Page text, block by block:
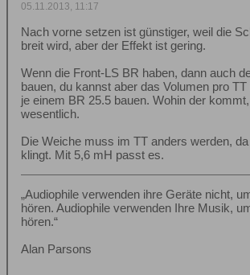
05.11.2013, 11:17
Nach vorne setzen ist günstiger, weil die
breit wird, aber der Effekt ist gering.
Wenn die Front-LS BR haben, dann auch
bauen, du kannst aber das Volumen pro
je einem BR 25.5 bauen. Wohin der
wesentlich.
Die Weiche muss im TT anders werden,
klingt. Mit 5,6 mH passt es.
„Audiophile verwenden ihre Geräte nicht,
hören. Audiophile verwenden Ihre Musik,
hören.“
Alan Parsons